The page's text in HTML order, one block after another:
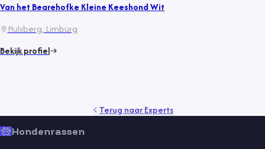
Van het Bearehofke Kleine Keeshond Wit
Hulsberg, Limburg
Bekijk profiel
Terug naarExperts
Hondenrassen